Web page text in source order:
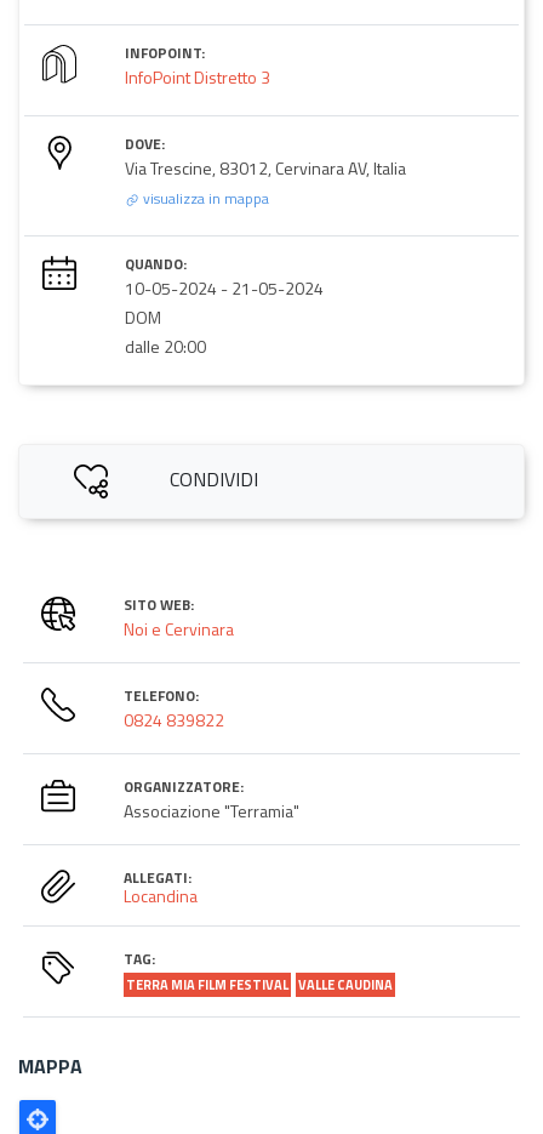
INFOPOINT:
InfoPoint Distretto 3
DOVE:
Via Trescine, 83012, Cervinara AV, Italia
visualizza in mappa
QUANDO:
10-05-2024 -21-05-2024
DOM
dalle 20:00
CONDIVIDI
SITO WEB:
Noi e Cervinara
TELEFONO:
0824 839822
ORGANIZZATORE:
Associazione "Terramia"
ALLEGATI:
Locandina
TAG:
TERRA MIA FILM FESTIVAL VALLE CAUDINA
MAPPA
Poligono